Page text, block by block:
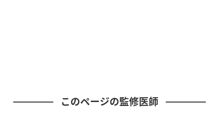
このページの監修医師